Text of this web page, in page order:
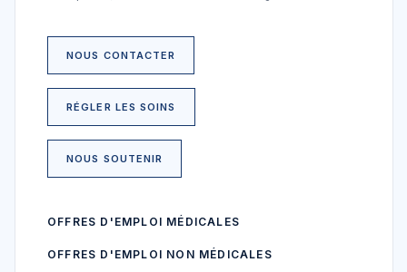
NOUS CONTACTER
RÉGLER LES SOINS
NOUS SOUTENIR
OFFRES D'EMPLOI MÉDICALES
OFFRES D'EMPLOI NON MÉDICALES